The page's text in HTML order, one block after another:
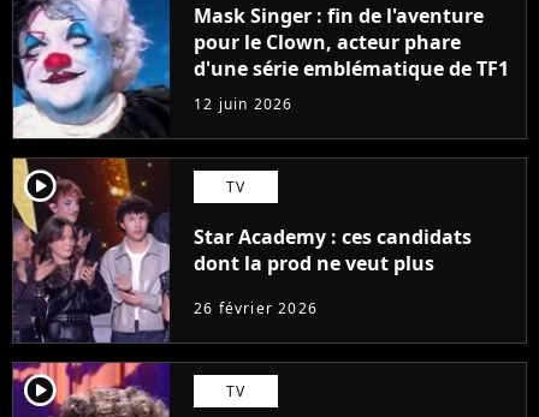
Mask Singer : fin de l'aventure
pour le Clown, acteur phare
d'une série emblématique de TF1
12 juin 2026
player2 TV
Star Academy : ces candidats
dont la prod ne veut plus
26 février 2026
player2 TV